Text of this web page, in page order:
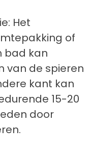
Het
of
bad kan
van de spieren
kant kan
15-20
door